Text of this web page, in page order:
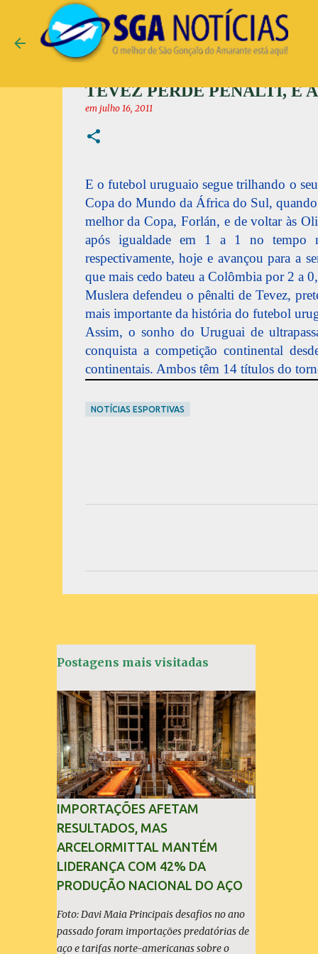
TEVEZ PERDE PÊNALTI, E
em julho 16, 2011
E o futebol uruguaio segue trilhando o
Copa do Mundo da África do Sul,
melhor da Copa, Forlán, e de voltar às
após igualdade em 1 a 1 no tempo
respectivamente, hoje e avançou para a
que mais cedo bateu a Colômbia por 2 a
Muslera defendeu o pênalti de Tevez,
mais importante da história do futebol
Assim, o sonho do Uruguai de
conquista a competição continental
continentais. Ambos têm 14 títulos do
NOTÍCIAS ESPORTIVAS
á
r
o
s
Postagens mais visitadas
IMPORTAÇÕES AFETAM
RESULTADOS, MAS
ARCELORMITTAL MANTÉM
LIDERANÇA COM 42% DA
PRODUÇÃO NACIONAL DO AÇO
Foto: Davi Maia Principais desafios no ano
passado foram importações predatórias de
aço e tarifas norte-americanas sobre o